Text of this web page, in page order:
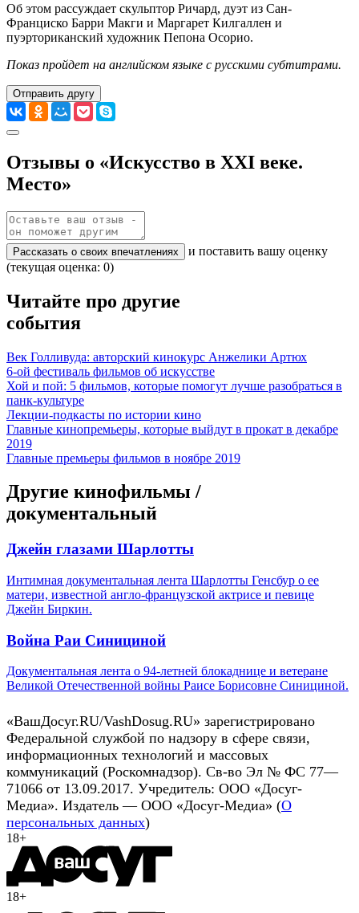
Об этом рассуждает скульптор Ричард, дуэт из Сан-
Франциско Барри Макги и Маргарет Килгаллен и
пуэрториканский художник Пепона Осорио.
Показ пройдет на английском языке с русскими субтитрами.
Отправить другу
Отзывы о «Искусство в XXI веке.
Место»
Рассказать о своих впечатлениях
и поставить вашу оценку
(текущая оценка: 0)
Читайте про другие
события
Век Голливуда: авторский кинокурс Анжелики Артюх
6-ой фестиваль фильмов об искусстве
Хой и пой: 5 фильмов, которые помогут лучше разобраться в
панк-культуре
Лекции-подкасты по истории кино
Главные кинопремьеры, которые выйдут в прокат в декабре
2019
Главные премьеры фильмов в ноябре 2019
Другие кинофильмы /
документальный
Джейн глазами Шарлотты
Интимная документальная лента Шарлотты Генсбур о ее
матери, известной англо-французской актрисе и певице
Джейн Биркин.
Война Раи Синициной
Документальная лента о 94-летней блокаднице и ветеране
Великой Отечественной войны Раисе Борисовне Синициной.
«ВашДосуг.RU/VashDosug.RU» зарегистрировано
Федеральной службой по надзору в сфере связи,
информационных технологий и массовых
коммуникаций (Роскомнадзор). Св-во Эл № ФС 77—
71066 от 13.09.2017. Учредитель: ООО «Досуг-
Медиа». Издатель — ООО «Досуг-Медиа» (О
персональных данных)
18+
18+